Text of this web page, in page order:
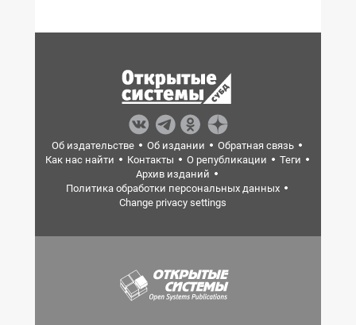
Об издательстве Об издании
Обратная связь
Как нас найти
Контакты О републикации
Теги
Архив изданий
Политика обработки персональных данных
Change privacy settings